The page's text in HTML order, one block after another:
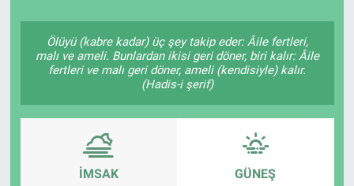
Ölüyü (kabre kadar) üç şey takip eder: Âile fertleri,
malı ve ameli. Bunlardan ikisi geri döner, biri kalır: Âile
fertleri ve malı geri döner, ameli (kendisiyle) kalır.
(Hadis-i şerif)
İMSAK GÜNEŞ